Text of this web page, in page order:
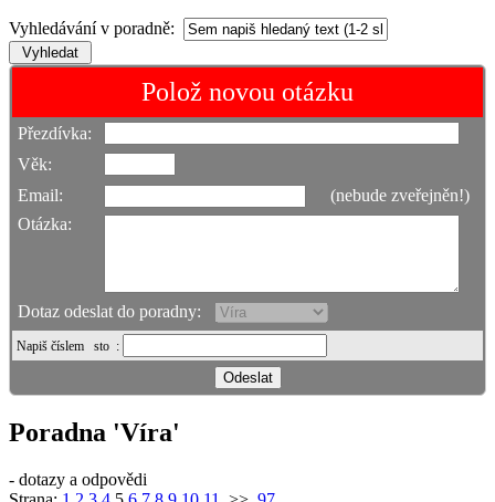
Vyhledávání v poradně:
Polož novou otázku
Přezdívka:
Věk:
Email:
(nebude zveřejněn!)
Otázka:
Dotaz odeslat do poradny:
Napiš číslem sto :
Poradna 'Víra'
- dotazy a odpovědi